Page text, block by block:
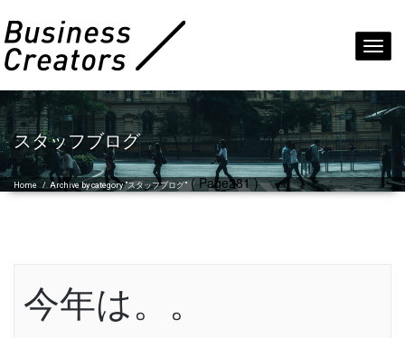
スタッフブログ
Home /Archive by category "スタッフブログ"( Page281 )
今年は。。